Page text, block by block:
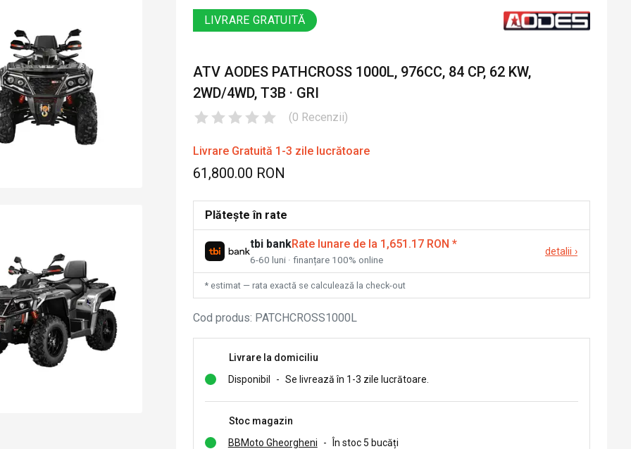
LIVRARE GRATUITĂ
ATV AODES PATHCROSS 1000L, 976CC, 84 CP, 62 KW,
2WD/4WD, T3B · GRI
(0 Recenzii)
Livrare Gratuită 1-3 zile lucrătoare
61,800.00 RON
Plătește în rate
tbi bankRate lunare de la 1,651.17 RON *
6-60 luni · finanțare 100% online
detalii ›
* estimat — rata exactă se calculează la check-out
Cod produs: PATCHCROSS1000L
Livrare la domiciliu
Disponibil
- Se livrează în 1-3 zile lucrătoare.
Stoc magazin
BBMoto Gheorgheni
- În stoc 5 bucăți